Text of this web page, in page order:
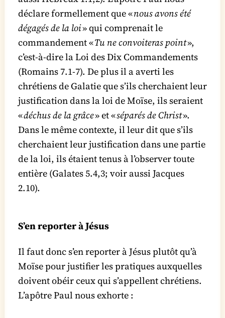
déclare formellement que «nous avons été
dégagés de la loi» qui comprenait le
commandement «Tu ne convoiteras point»,
c’est-à-dire la Loi des Dix Commandements
(Romains 7.1-7). De plus il a averti les
chrétiens de Galatie que s’ils cherchaient leur
justification dans la loi de Moïse, ils seraient
«déchus de la grâce» et «séparés de Christ».
Dans le même contexte, il leur dit que s’ils
cherchaient leur justification dans une partie
de la loi, ils étaient tenus à l’observer toute
entière (Galates 5.4,3; voir aussi Jacques
2.10).
S’en reporter à Jésus
Il faut donc s’en reporter à Jésus plutôt qu’à
Moïse pour justifier les pratiques auxquelles
doivent obéir ceux qui s’appellent chrétiens.
L’apôtre Paul nous exhorte :